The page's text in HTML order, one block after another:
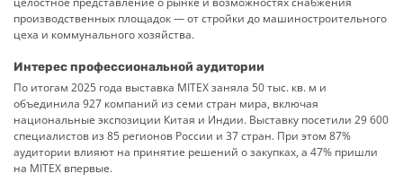
производственных площадок — от стройки до машиностроительного
цеха и коммунального хозяйства.
Интерес профессиональной аудитории
По итогам 2025 года выставка MITEX заняла 50 тыс. кв. м и
объединила 927 компаний из семи стран мира, включая
национальные экспозиции Китая и Индии. Выставку посетили 29 600
специалистов из 85 регионов России и 37 стран. При этом 87%
аудитории влияют на принятие решений о закупках, а 47% пришли
на MITEX впервые.